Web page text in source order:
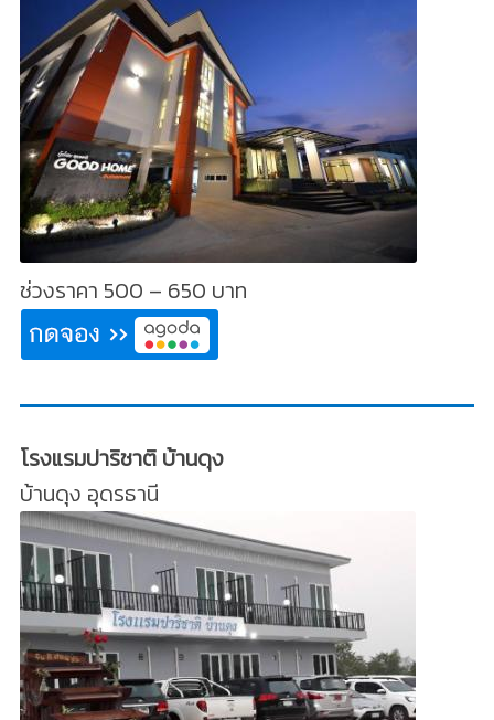
ช่วงราคา 500 – 650 บาท
โรงแรมปาริชาติ บ้านดุง
บ้านดุง อุดรธานี